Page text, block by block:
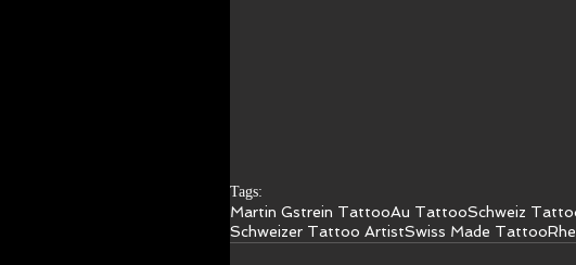
Tags:
Martin Gstrein TattooAu TattooSchweiz
Schweizer Tattoo ArtistSwiss Made Tattoo